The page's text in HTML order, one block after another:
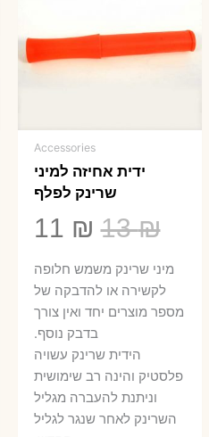
Accessories
ידית אחיזה למיני
שרינק לפלף
13₪
המחיר
המקורי
היה:
13 ₪.
11 ₪
הוא:
​מיני שרינק משמש חלופה
לקשירה או להדבקה של
מספר מוצרים יחד ואין צורך
בדבק נוסף.
הידית שרינק עשויה
פלסטיק והינה רב שימושית
וניתנת להעברה מגליל
השרינק לאחר שנגר לגליל